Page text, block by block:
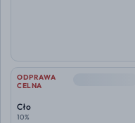
ODPRAWA
CELNA
Cło
10%